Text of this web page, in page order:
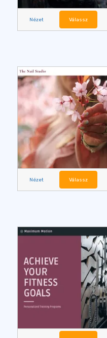
Nézet Válassz
Nézet Válassz